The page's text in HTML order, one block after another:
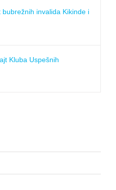
bubrežnih invalida Kikinde i
Kluba Uspešnih